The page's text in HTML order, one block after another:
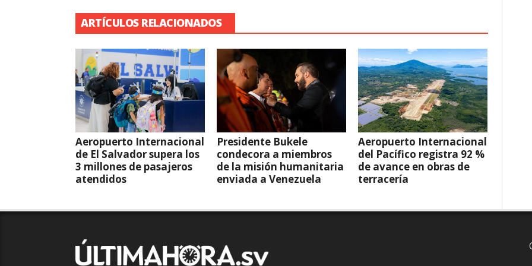
ARTÍCULOS RELACIONADOS
Aeropuerto Internacional
de El Salvador supera los
3 millones de pasajeros
atendidos
Presidente Bukele
condecora a miembros
de la misión humanitaria
enviada a Venezuela
Aeropuerto Internacional
del Pacífico registra 92 %
de avance en obras de
terracería